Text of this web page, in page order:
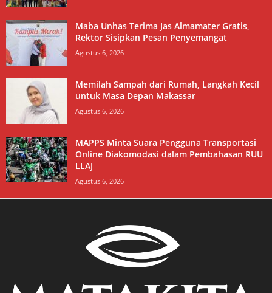
Maba Unhas Terima Jas Almamater Gratis,
Rektor Sisipkan Pesan Penyemangat
Agustus 6, 2026
Memilah Sampah dari Rumah, Langkah Kecil
untuk Masa Depan Makassar
Agustus 6, 2026
MAPPS Minta Suara Pengguna Transportasi
Online Diakomodasi dalam Pembahasan RUU
LLAJ
Agustus 6, 2026